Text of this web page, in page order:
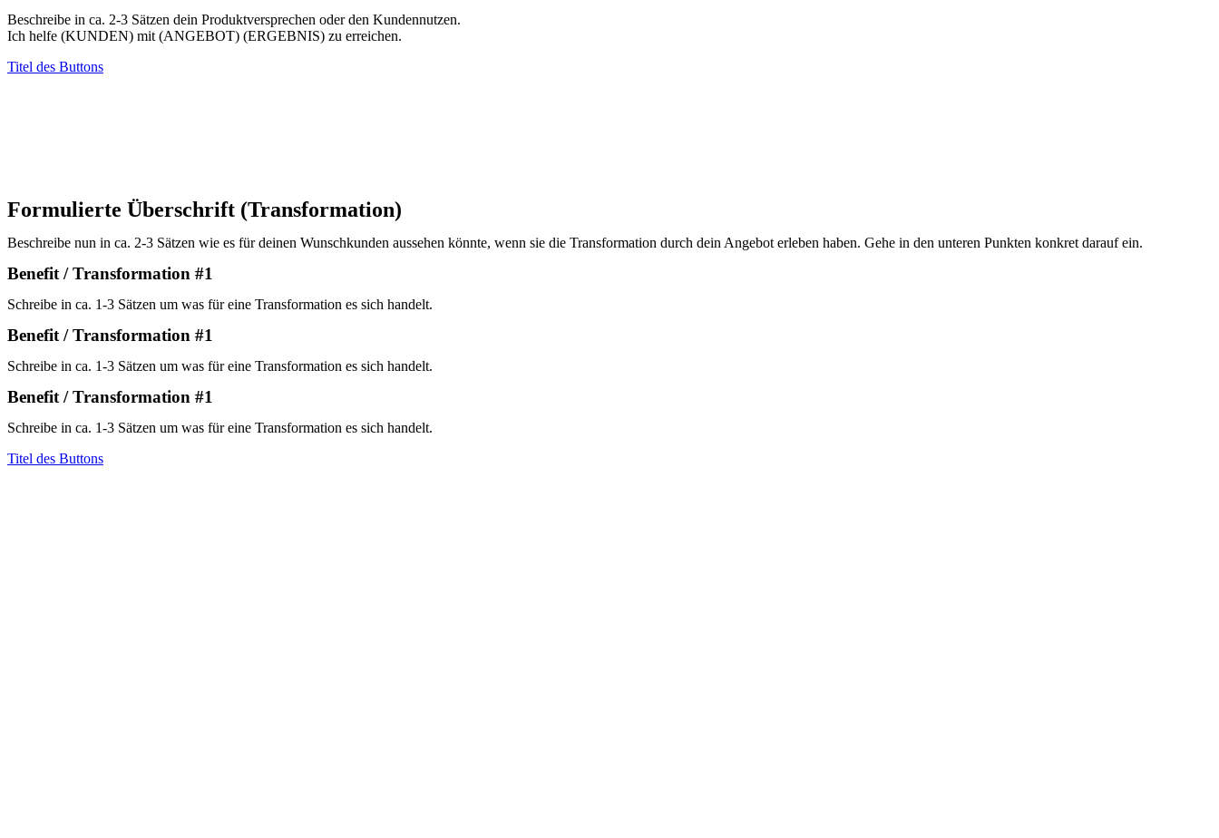
Beschreibe in ca. 2-3 Sätzen dein Produktversprechen oder den Kundennutzen.
Ich helfe (KUNDEN) mit (ANGEBOT) (ERGEBNIS) zu erreichen.
Titel des Buttons
Formulierte Überschrift (Transformation)
Beschreibe nun in ca. 2-3 Sätzen wie es für deinen Wunschkunden aussehen könnte, wenn sie die Transformation durch dein Angebot erleben haben. Gehe in den unteren Punkten konkret darauf ein.
Benefit / Transformation #1
Schreibe in ca. 1-3 Sätzen um was für eine Transformation es sich handelt.
Benefit / Transformation #1
Schreibe in ca. 1-3 Sätzen um was für eine Transformation es sich handelt.
Benefit / Transformation #1
Schreibe in ca. 1-3 Sätzen um was für eine Transformation es sich handelt.
Titel des Buttons